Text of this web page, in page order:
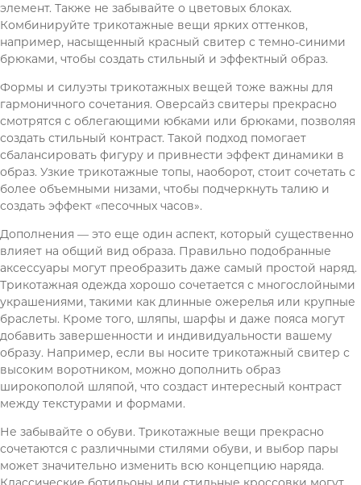
элемент. Также не забывайте о цветовых блоках.
Комбинируйте трикотажные вещи ярких оттенков,
например, насыщенный красный свитер с темно-синими
брюками, чтобы создать стильный и эффектный образ.
Формы и силуэты трикотажных вещей тоже важны для
гармоничного сочетания. Оверсайз свитеры прекрасно
смотрятся с облегающими юбками или брюками, позволяя
создать стильный контраст. Такой подход помогает
сбалансировать фигуру и привнести эффект динамики в
образ. Узкие трикотажные топы, наоборот, стоит сочетать с
более объемными низами, чтобы подчеркнуть талию и
создать эффект «песочных часов».
Дополнения — это еще один аспект, который существенно
влияет на общий вид образа. Правильно подобранные
аксессуары могут преобразить даже самый простой наряд.
Трикотажная одежда хорошо сочетается с многослойными
украшениями, такими как длинные ожерелья или крупные
браслеты. Кроме того, шляпы, шарфы и даже пояса могут
добавить завершенности и индивидуальности вашему
образу. Например, если вы носите трикотажный свитер с
высоким воротником, можно дополнить образ
широкополой шляпой, что создаст интересный контраст
между текстурами и формами.
Не забывайте о обуви. Трикотажные вещи прекрасно
сочетаются с различными стилями обуви, и выбор пары
может значительно изменить всю концепцию наряда.